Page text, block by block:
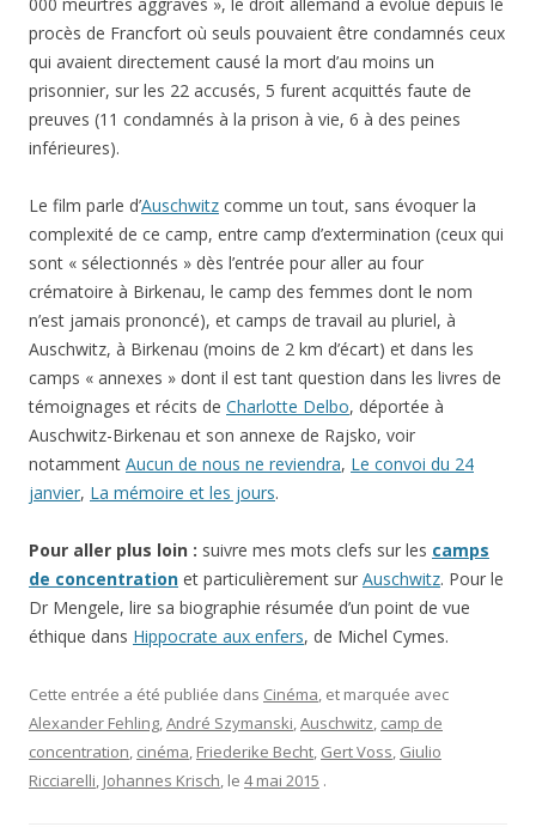
procès de Francfort où seuls pouvaient être condamnés ceux
qui avaient directement causé la mort d’au moins un
prisonnier, sur les 22 accusés, 5 furent acquittés faute de
preuves (11 condamnés à la prison à vie, 6 à des peines
inférieures).
Le film parle d’Auschwitz comme un tout, sans évoquer la
complexité de ce camp, entre camp d’extermination (ceux qui
sont « sélectionnés » dès l’entrée pour aller au four
crématoire à Birkenau, le camp des femmes dont le nom
n’est jamais prononcé), et camps de travail au pluriel, à
Auschwitz, à Birkenau (moins de 2 km d’écart) et dans les
camps « annexes » dont il est tant question dans les livres de
témoignages et récits de Charlotte Delbo, déportée à
Auschwitz-Birkenau et son annexe de Rajsko, voir
notamment Aucun de nous ne reviendra, Le convoi du 24
janvier, La mémoire et les jours.
Pour aller plus loin : suivre mes mots clefs sur les camps
de concentration et particulièrement sur Auschwitz. Pour le
Dr Mengele, lire sa biographie résumée d’un point de vue
éthique dans Hippocrate aux enfers, de Michel Cymes.
Cette entrée a été publiée dans Cinéma, et marquée avec
Alexander Fehling,André Szymanski,Auschwitz, camp de
concentration, cinéma, Friederike Becht, Gert Voss, Giulio
Ricciarelli, Johannes Krisch, le 4 mai 2015 .